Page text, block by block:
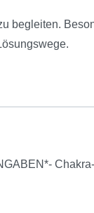
begleiten.